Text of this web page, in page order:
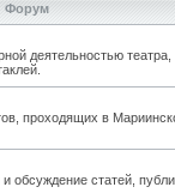
Форум
деятельностью
проходящих в
обсуждение статей,